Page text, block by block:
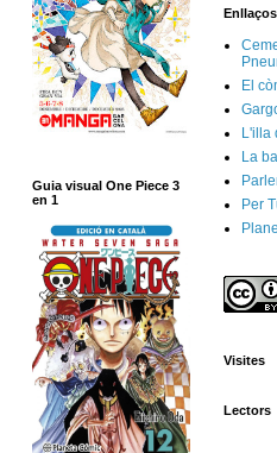
Guia visual One Piece 3
en 1
Enllaços
El
L'illa
La
Per
Visites
Lectors